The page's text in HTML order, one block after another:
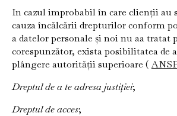
In cazul improbabil în care clienții au
cauza încălcării drepturilor conform
a datelor personale și noi nu aa tratat
corespunzător, exista posibilitatea de
plângere autorității superioare (
Dreptul de a te adresa justiției;
Dreptul de acces;